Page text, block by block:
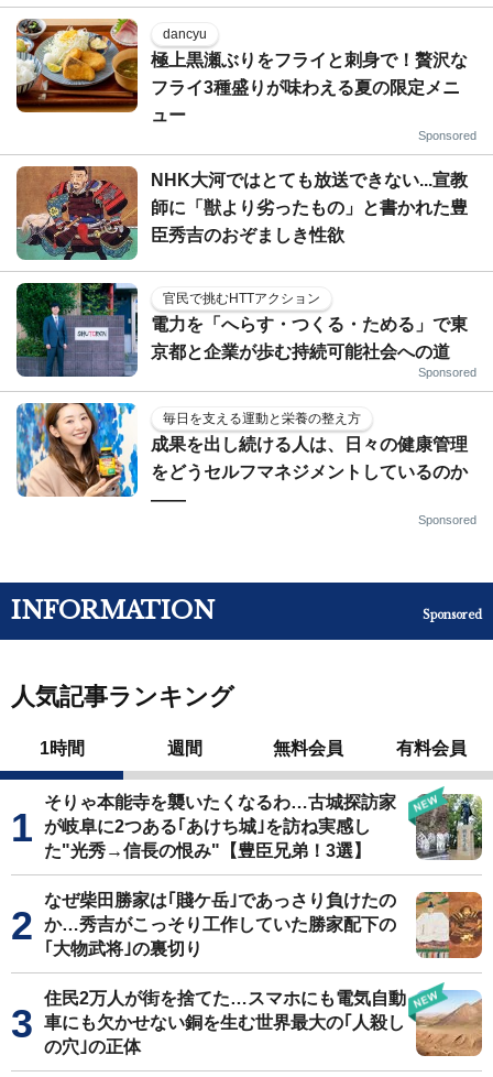
dancyu
極上黒瀬ぶりをフライと刺身で！贅沢な
フライ3種盛りが味わえる夏の限定メニ
ュー
Sponsored
NHK大河ではとても放送できない...宣教
師に「獣より劣ったもの」と書かれた豊
臣秀吉のおぞましき性欲
官民で挑むHTTアクション
電力を「へらす・つくる・ためる」で東
京都と企業が歩む持続可能社会への道
Sponsored
毎日を支える運動と栄養の整え方
成果を出し続ける人は、日々の健康管理
をどうセルフマネジメントしているのか
——
Sponsored
INFORMATION Sponsored
人気記事ランキング
1時間 週間 無料会員 有料会員
そりゃ本能寺を襲いたくなるわ…古城探訪家
が岐阜に2つある｢あけち城｣を訪ね実感し
た"光秀→信長の恨み"【豊臣兄弟！3選】
なぜ柴田勝家は｢賤ケ岳｣であっさり負けたの
か…秀吉がこっそり工作していた勝家配下の
｢大物武将｣の裏切り
住民2万人が街を捨てた…スマホにも電気自動
車にも欠かせない銅を生む世界最大の｢人殺し
の穴｣の正体